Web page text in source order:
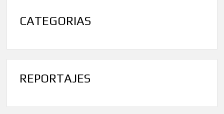
CATEGORIAS
REPORTAJES